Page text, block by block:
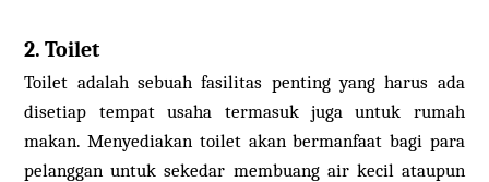
2. Toilet
Toilet adalah sebuah fasilitas penting yang harus ada
disetiap tempat usaha termasuk juga untuk rumah
makan. Menyediakan toilet akan bermanfaat bagi para
pelanggan untuk sekedar membuang air kecil ataupun